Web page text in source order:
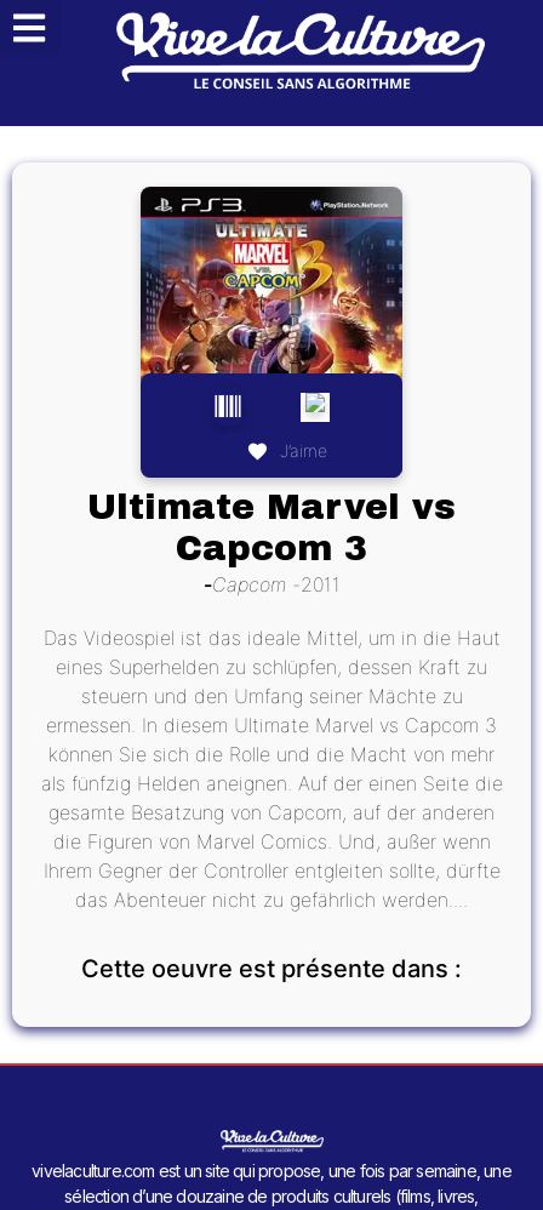
J’aime
Ultimate Marvel vs
Capcom 3
Capcom 2011
Das Videospiel ist das ideale Mittel, um in die Haut
eines Superhelden zu schlüpfen, dessen Kraft zu
steuern und den Umfang seiner Mächte zu
ermessen. In diesem Ultimate Marvel vs Capcom 3
können Sie sich die Rolle und die Macht von mehr
als fünfzig Helden aneignen. Auf der einen Seite die
gesamte Besatzung von Capcom, auf der anderen
die Figuren von Marvel Comics. Und, außer wenn
Ihrem Gegner der Controller entgleiten sollte, dürfte
das Abenteuer nicht zu gefährlich werden....
Cette oeuvre est présente dans :
vivelaculture.com est un site qui propose, une fois par semaine, une
sélection d’une douzaine de produits culturels (films, livres,